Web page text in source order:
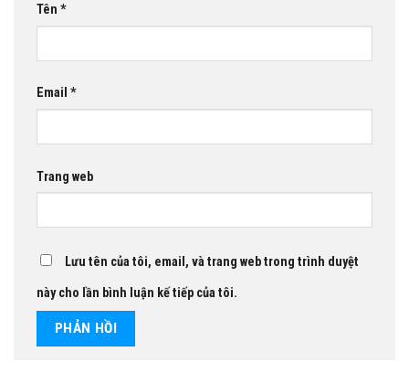
Tên *
Email *
Trang web
Lưu tên của tôi, email, và trang web trong trình duyệt
này cho lần bình luận kế tiếp của tôi.